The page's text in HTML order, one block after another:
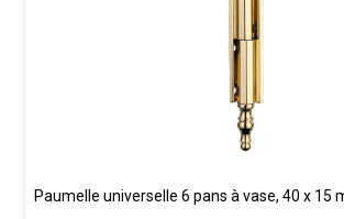
Paumelle universelle 6 pans à vase, 40 x 15